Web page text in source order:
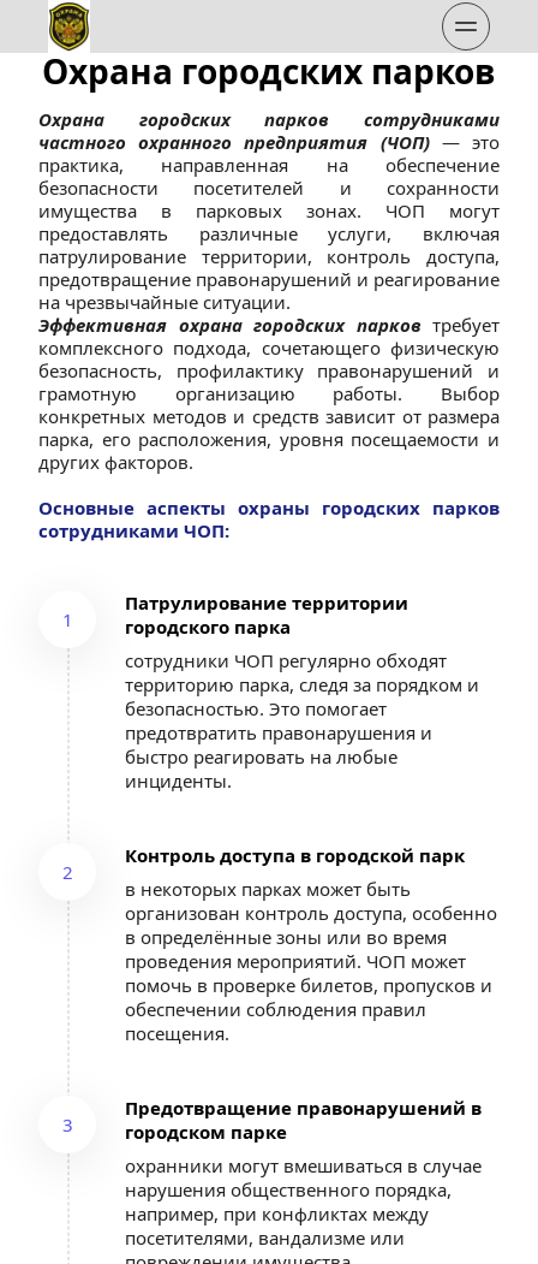
Охрана городских парков
Охрана городских парков сотрудниками
частного охранного предприятия (ЧОП) — это
практика, направленная на обеспечение
безопасности посетителей и сохранности
имущества в парковых зонах. ЧОП могут
предоставлять различные услуги, включая
патрулирование территории, контроль доступа,
предотвращение правонарушений и реагирование
на чрезвычайные ситуации.
Эффективная охрана городских парков требует
комплексного подхода, сочетающего физическую
безопасность, профилактику правонарушений и
грамотную организацию работы. Выбор
конкретных методов и средств зависит от размера
парка, его расположения, уровня посещаемости и
других факторов.
Основные аспекты охраны городских парков
сотрудниками ЧОП:
1
Патрулирование территории
городского парка
сотрудники ЧОП регулярно обходят
территорию парка, следя за порядком и
безопасностью. Это помогает
предотвратить правонарушения и
быстро реагировать на любые
инциденты.
2
Контроль доступа в городской парк
в некоторых парках может быть
организован контроль доступа, особенно
в определённые зоны или во время
проведения мероприятий. ЧОП может
помочь в проверке билетов, пропусков и
обеспечении соблюдения правил
посещения.
3
Предотвращение правонарушений в
городском парке
охранники могут вмешиваться в случае
нарушения общественного порядка,
например, при конфликтах между
посетителями, вандализме или